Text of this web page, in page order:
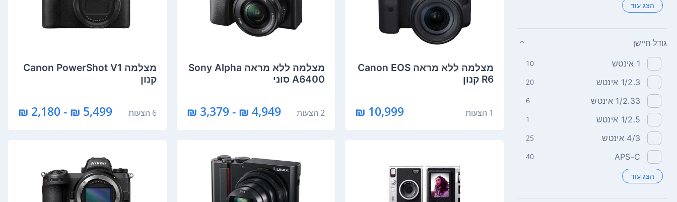
הצג עוד
גודל חיישן
1 אינטש 10
1/2.3 אינטש 20
1/2.33 אינטש 6
1/2.5 אינטש 1
4/3 אינטש 25
APS-C
40
הצג עוד
מצלמה ‏ללא מראה Canon EOS
R6 קנון
1 הצעות 10,999 ₪
מצלמה ‏ללא מראה Sony Alpha
A6400 סוני
2 הצעות 4,949 ₪ - 3,379 ₪
מצלמה Canon PowerShot V1
קנון
6 הצעות 5,499 ₪ - 2,180 ₪